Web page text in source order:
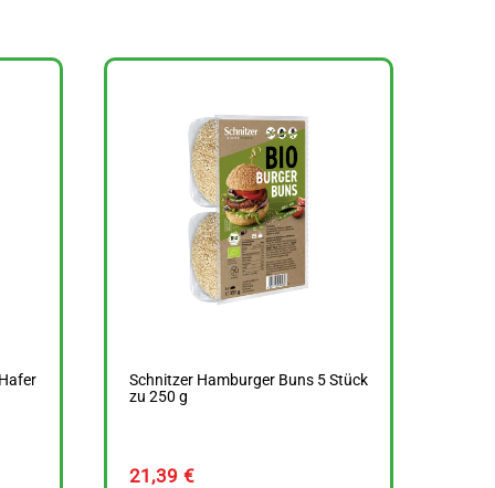
Schnitzer Hamburger Buns 5 Stück
zu 250 g
21,39 €